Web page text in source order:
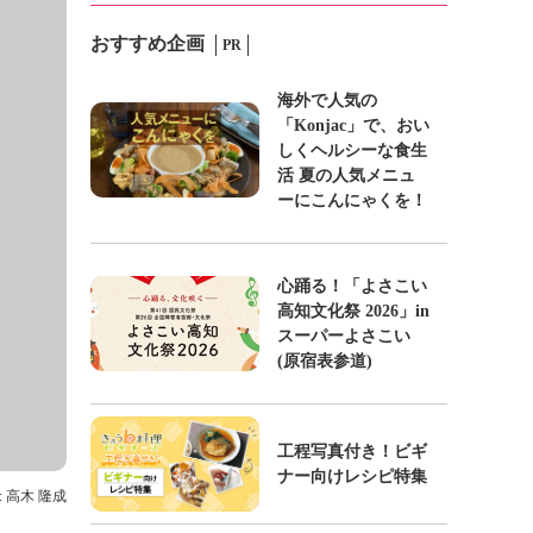
高木 隆成
おすすめ企画 PR
海外で人気の
「Konjac」で、おい
しくヘルシーな食生
活 夏の人気メニュ
ーにこんにゃくを！
心踊る！「よさこい
高知文化祭 2026」in
スーパーよさこい
(原宿表参道)
工程写真付き！ビギ
ナー向けレシピ特集